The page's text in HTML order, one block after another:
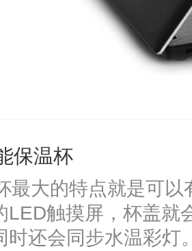
保温杯
最大的特点就是可以
LED触摸屏，杯盖就
时还会同步水温彩